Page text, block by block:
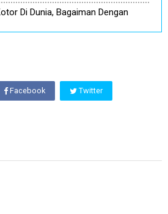
Di Dunia, Bagaiman Dengan
Facebook Twitter